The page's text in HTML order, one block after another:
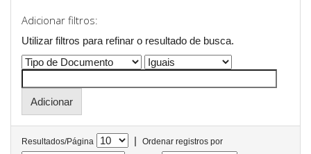
Adicionar filtros:
Utilizar filtros para refinar o resultado de busca.
Resultados/Página |
Ordenar registros por